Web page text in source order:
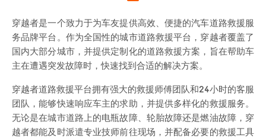
穿越者是一个致力于为车友提供高效、便捷的汽车道路救援服
务品牌平台。作为全国性的城市道路救援平台，穿越者覆盖了
国内大部分城市，并提供定制化的道路救援方案，旨在帮助车
主在遭遇突发故障时，快速找到合适的解决方案。
穿越者道路救援平台拥有强大的救援师傅团队和24小时的客服
团队，能够快速响应车主的求助，并提供多样化的救援服务。
无论是在城市道路上的电瓶故障、轮胎故障还是燃油故障，穿
越者都能及时派遣专业技师前往现场，并配备必要的救援工具